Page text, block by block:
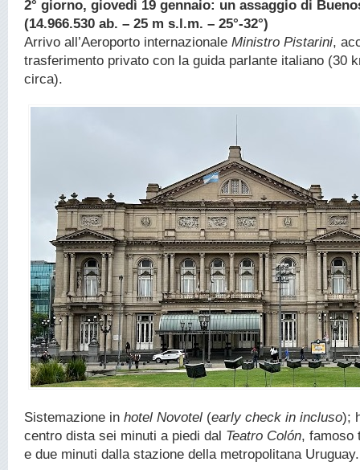
2° giorno, giovedì 19 gennaio: un assaggio di
(14.966.530 ab. – 25 m s.l.m. – 25°-32°)
Arrivo all’Aeroporto internazionale Ministro Pistarini,
trasferimento privato con la guida parlante italiano (30
circa).
Sistemazione in hotel Novotel (early check in incluso);
centro dista sei minuti a piedi dal Teatro Colón, famoso
e due minuti dalla stazione della metropolitana Uruguay.